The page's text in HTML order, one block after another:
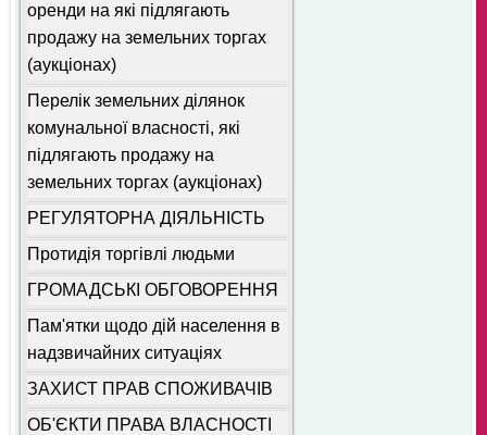
оренди на які підлягають
продажу на земельних торгах
(аукціонах)
Перелік земельних ділянок
комунальної власності, які
підлягають продажу на
земельних торгах (аукціонах)
РЕГУЛЯТОРНА ДІЯЛЬНІСТЬ
Протидія торгівлі людьми
ГРОМАДСЬКІ ОБГОВОРЕННЯ
Пам'ятки щодо дій населення в
надзвичайних ситуаціях
ЗАХИСТ ПРАВ СПОЖИВАЧІВ
ОБ'ЄКТИ ПРАВА ВЛАСНОСТІ